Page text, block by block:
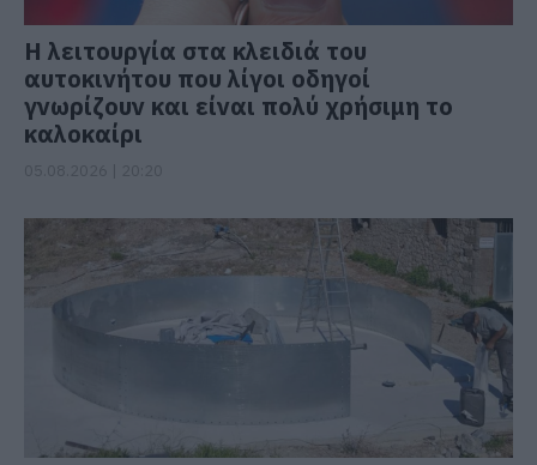
Η λειτουργία στα κλειδιά του
αυτοκινήτου που λίγοι οδηγοί
γνωρίζουν και είναι πολύ χρήσιμη το
καλοκαίρι